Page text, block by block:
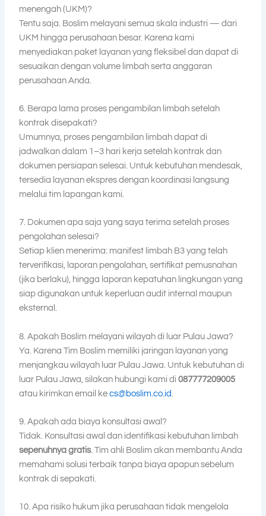
menengah (UKM)?
Tentu saja. Boslim melayani semua skala industri — dari
UKM hingga perusahaan besar. Karena kami
menyediakan paket layanan yang fleksibel dan dapat di
sesuaikan dengan volume limbah serta anggaran
perusahaan Anda.
6. Berapa lama proses pengambilan limbah setelah
kontrak disepakati?
Umumnya, proses pengambilan limbah dapat di
jadwalkan dalam 1–3 hari kerja setelah kontrak dan
dokumen persiapan selesai. Untuk kebutuhan mendesak,
tersedia layanan ekspres dengan koordinasi langsung
melalui tim lapangan kami.
7. Dokumen apa saja yang saya terima setelah proses
pengolahan selesai?
Setiap klien menerima: manifest limbah B3 yang telah
terverifikasi, laporan pengolahan, sertifikat pemusnahan
(jika berlaku), hingga laporan kepatuhan lingkungan yang
siap digunakan untuk keperluan audit internal maupun
eksternal.
8. Apakah Boslim melayani wilayah di luar Pulau Jawa?
Ya. Karena Tim Boslim memiliki jaringan layanan yang
menjangkau wilayah luar Pulau Jawa. Untuk kebutuhan di
luar Pulau Jawa, silakan hubungi kami di087777209005
atau kirimkan email kecs@boslim.co.id
9. Apakah ada biaya konsultasi awal?
Tidak. Konsultasi awal dan identifikasi kebutuhan limbah
sepenuhnya gratis. Tim ahli Boslim akan membantu Anda
memahami solusi terbaik tanpa biaya apapun sebelum
kontrak di sepakati.
10. Apa risiko hukum jika perusahaan tidak mengelola